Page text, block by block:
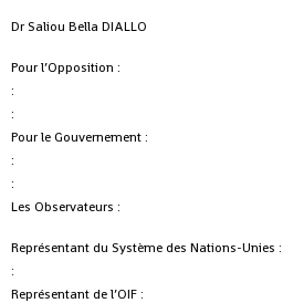
Dr Saliou Bella DIALLO
Pour l’Opposition :
:
:
Pour le Gouvernement :
:
:
Les Observateurs :
Représentant du Système des Nations-Unies :
:
Représentant de l’OIF :